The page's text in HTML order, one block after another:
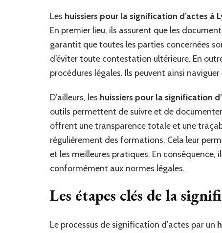
Les huissiers pour la signification d’actes à
En premier lieu, ils assurent que les
garantit que toutes les parties concernées
d’éviter toute contestation ultérieure. En
procédures légales. Ils peuvent ainsi
D’ailleurs, les huissiers pour la signification
outils permettent de suivre et de
offrent une transparence totale et une
régulièrement des formations. Cela leur
et les meilleures pratiques. En
conformément aux normes légales.
Les étapes clés de la
Le processus de signification d’actes par un